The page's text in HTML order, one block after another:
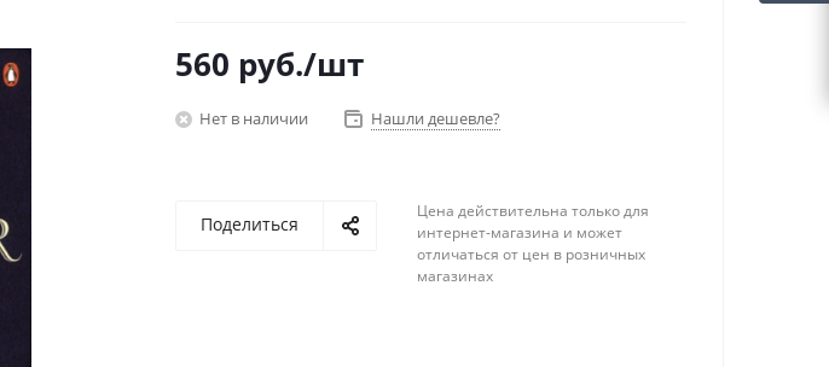
560 руб./шт
Нет в наличии Нашли дешевле?
Поделиться
Цена действительна только для
интернет-магазина и может
отличаться от цен в розничных
магазинах